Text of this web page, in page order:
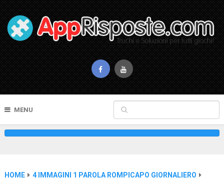
MENU
HOME
4 IMMAGINI 1 PAROLA ROMPICAPO GIORNALIERO